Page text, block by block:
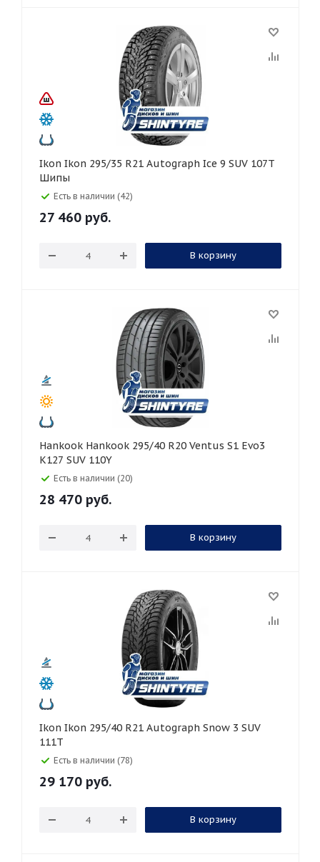
Ikon Ikon 295/35 R21 Autograph Ice 9 SUV 107T
Шипы
Есть в наличии (42)
27 460 руб.
В корзину
Hankook Hankook 295/40 R20 Ventus S1 Evo3
K127 SUV 110Y
Есть в наличии (20)
28 470 руб.
В корзину
Ikon Ikon 295/40 R21 Autograph Snow 3 SUV
111T
Есть в наличии (78)
29 170 руб.
В корзину